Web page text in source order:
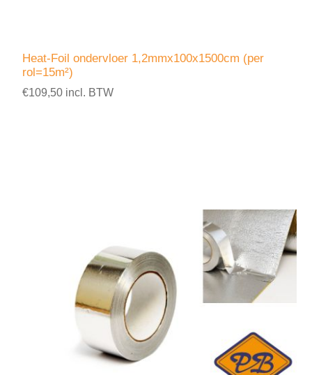
Heat-Foil ondervloer 1,2mmx100x1500cm (per
rol=15m²)
€109,50 incl. BTW